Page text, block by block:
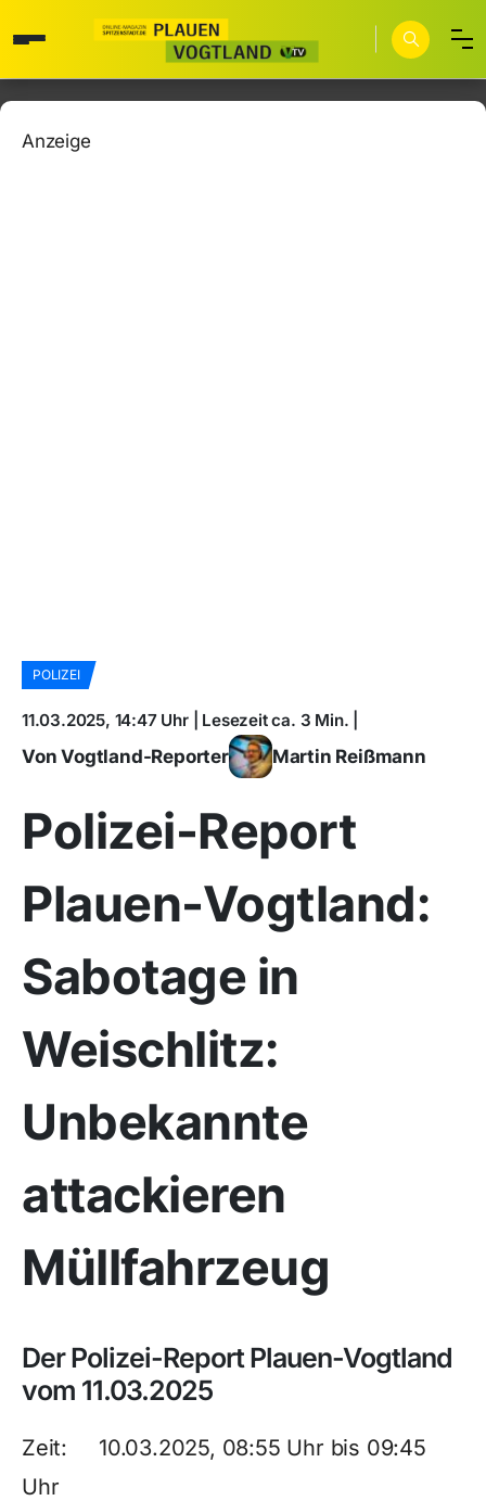
Anzeige
POLIZEI
11.03.2025, 14:47 Uhr | Lesezeit ca. 3 Min. |
Von Vogtland-Reporter Martin Reißmann
Polizei-Report
Plauen-Vogtland:
Sabotage in
Weischlitz:
Unbekannte
attackieren
Müllfahrzeug
Der Polizei-Report Plauen-Vogtland
vom 11.03.2025
Zeit: 10.03.2025, 08:55 Uhr bis 09:45
Uhr